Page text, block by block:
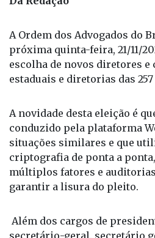
Da Redação
próxima quinta-feira, 21/11/
escolha de novos diretores e
estaduais e diretorias das 257
A novidade desta eleição é
conduzido pela plataforma
criptografia de ponta a
múltiplos fatores e